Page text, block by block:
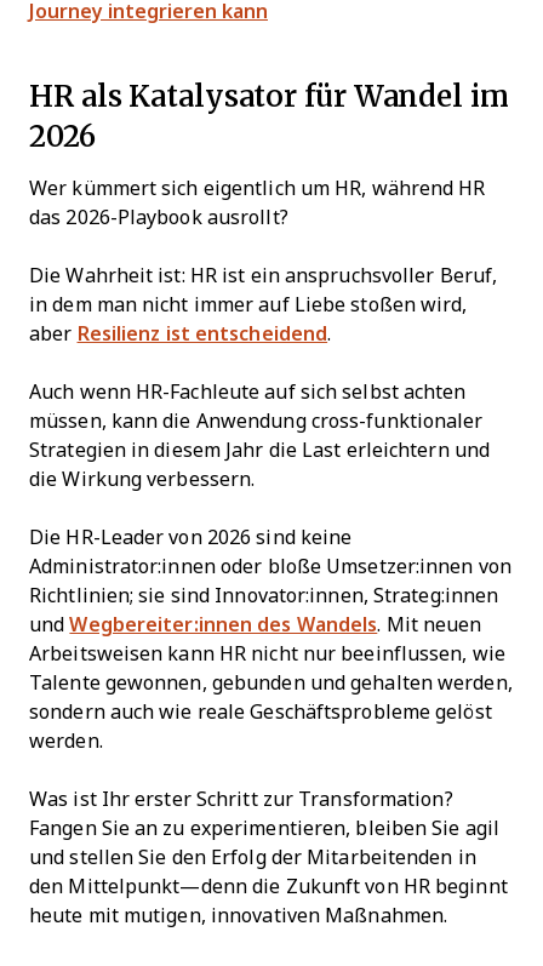
Journey integrieren kann
HR als Katalysator für Wandel im
2026
Wer kümmert sich eigentlich um HR, während HR
das 2026-Playbook ausrollt?
Die Wahrheit ist: HR ist ein anspruchsvoller Beruf,
in dem man nicht immer auf Liebe stoßen wird,
aber Resilienz ist entscheidend.
Auch wenn HR-Fachleute auf sich selbst achten
müssen, kann die Anwendung cross-funktionaler
Strategien in diesem Jahr die Last erleichtern und
die Wirkung verbessern.
Die HR-Leader von 2026 sind keine
Administrator:innen oder bloße Umsetzer:innen von
Richtlinien; sie sind Innovator:innen, Strateg:innen
undWegbereiter:innen des Wandels. Mit neuen
Arbeitsweisen kann HR nicht nur beeinflussen, wie
Talente gewonnen, gebunden und gehalten werden,
sondern auch wie reale Geschäftsprobleme gelöst
werden.
Was ist Ihr erster Schritt zur Transformation?
Fangen Sie an zu experimentieren, bleiben Sie agil
und stellen Sie den Erfolg der Mitarbeitenden in
den Mittelpunkt—denn die Zukunft von HR beginnt
heute mit mutigen, innovativen Maßnahmen.